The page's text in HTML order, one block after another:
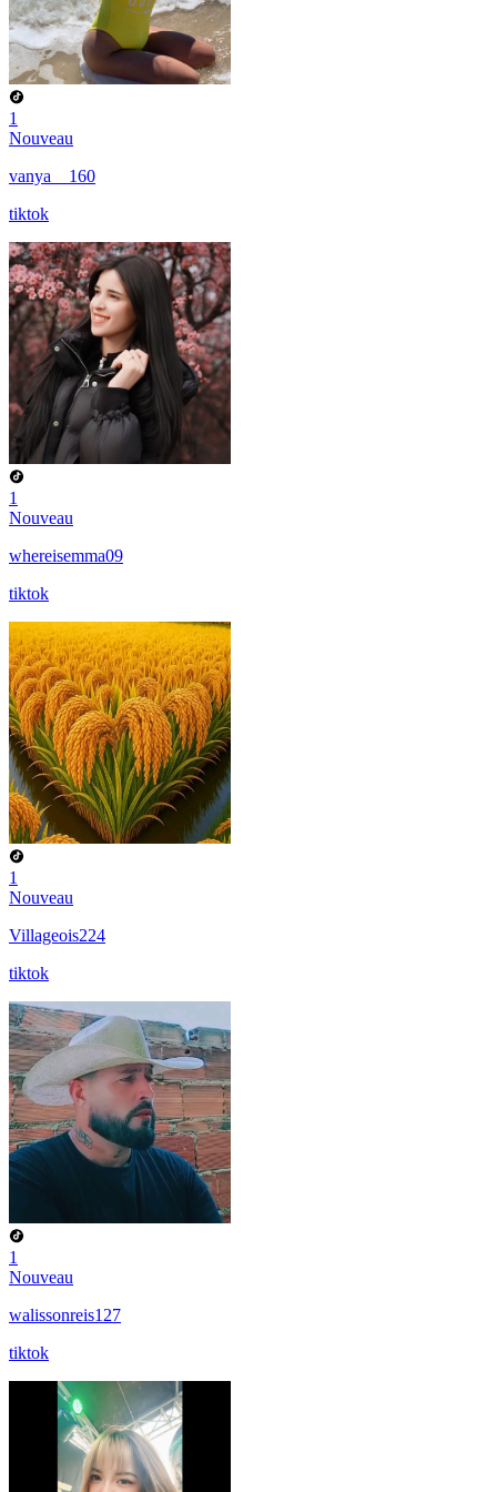
1
Nouveau
vanya__160
tiktok
1
Nouveau
whereisemma09
tiktok
1
Nouveau
Villageois224
tiktok
1
Nouveau
walissonreis127
tiktok